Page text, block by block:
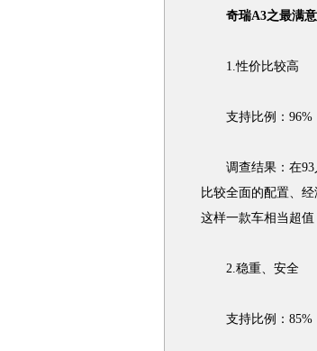
奇瑞A3之最满意
1.性价比较高
支持比例：96%
调查结果：在93人
比较全面的配置、
这样一款车相当超值
2.稳重、安全
支持比例：85%